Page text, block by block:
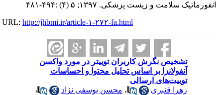
انفورماتیک سلامت و زیست پزشکی. ۱۳۹۷; ۵ (۴) :۴۹۴-۴۸۱
URL:http://jhbmi.ir/article-۱-۲۷۲-fa.html
تشخیص نگرش کاربران توییتر در مورد واکسن
آنفولانزا بر اساس تحلیل محتوا و احساسات
توییت‌های ارسالی
زهرا قنبری
،محسن یوسفی نژاد
،